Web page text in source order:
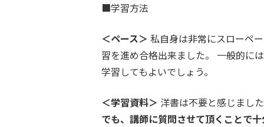
■学習方法
＜ペース＞ 私自身は非常にスローペ
習を進め合格出来ました。 一般的に
学習してもよいでしょう。
＜学習資料＞ 洋書は不要と感じまし
でも、講師に質問させて頂くことで